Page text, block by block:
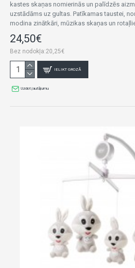
kastes skaņas nomierinās un palīdzēs
uzstādāms uz gultas. Patīkamas taustei,
modina zinātkāri, mūzikas skaņas un
24,50€
Bez nodokļa:20,25€
IELIKT GROZĀ
Uzdot jautājumu